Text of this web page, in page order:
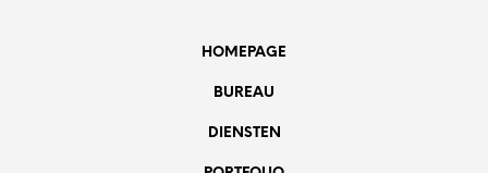
HOMEPAGE
BUREAU
DIENSTEN